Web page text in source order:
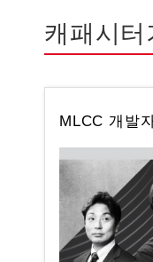
캐패시터
MLCC 개발